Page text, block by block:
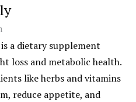
is a dietary supplement
loss and metabolic health.
like herbs and vitamins
reduce appetite, and